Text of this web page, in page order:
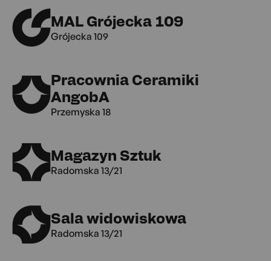
MAL Grójecka 109
Grójecka 109
Pracownia Ceramiki
AngobA
Przemyska 18
Magazyn Sztuk
Radomska 13/21
Sala widowiskowa
Radomska 13/21